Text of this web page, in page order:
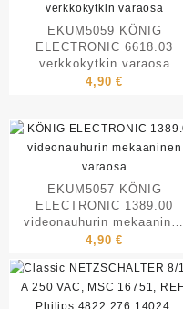
EKUM5059 KÖNIG
ELECTRONIC 6618.03
verkkokytkin varaosa
4,90€
EKUM5057 KÖNIG
ELECTRONIC 1389.00
videonauhurin mekaaninen
varaosa
4,90€